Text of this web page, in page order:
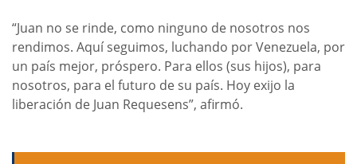
“Juan no se rinde, como ninguno de nosotros nos
rendimos. Aquí seguimos, luchando por Venezuela, por
un país mejor, próspero. Para ellos (sus hijos), para
nosotros, para el futuro de su país. Hoy exijo la
liberación de Juan Requesens”, afirmó.